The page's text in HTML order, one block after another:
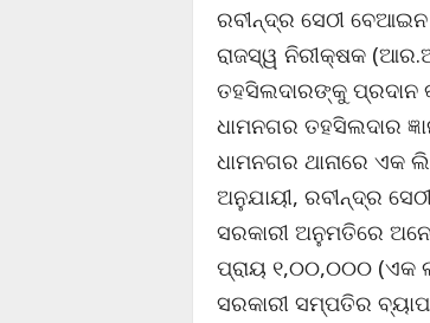
ରବୀନ୍ଦ୍ର ସେଠୀ
ରାଜସ୍ୱ ନିରୀକ୍ଷକ
ତହସିଲଦାରଙ୍କୁ ପ୍ରଦାନ
ଧାମନଗର ତହସିଲଦାର
ଧାମନଗର ଥାନାରେ
ଅନୁଯାୟୀ, ରବୀନ୍ଦ୍ର
ସରକାରୀ ଅନୁମତିରେ
ପ୍ରାୟ ୧,୦୦,୦୦୦ (ଏକ
ସରକାରୀ ସମ୍ପତିର